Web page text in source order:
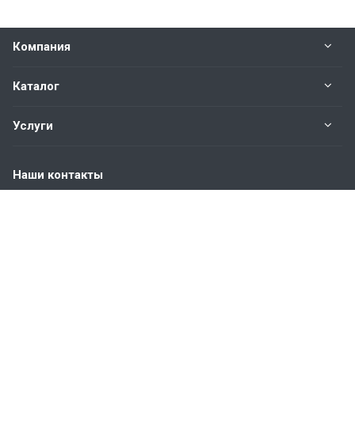
Компания
Каталог
Услуги
Наши контакты